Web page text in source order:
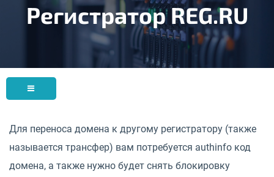
Регистратор REG.RU
Для переноса домена к другому регистратору (также
называется трансфер) вам потребуется authinfo код
домена, а также нужно будет снять блокировку